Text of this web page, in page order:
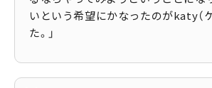
いという希望にかなったのがkaty（
た。」